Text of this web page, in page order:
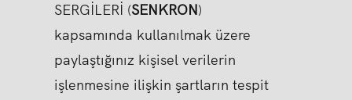
SERGİLERİ (SENKRON)
kapsamında kullanılmak üzere
paylaştığınız kişisel verilerin
işlenmesine ilişkin şartların tespit